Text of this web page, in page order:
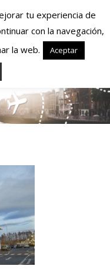
en
en
y trabajan en
tu experiencia de
con la navegación,
la web.
Aceptar